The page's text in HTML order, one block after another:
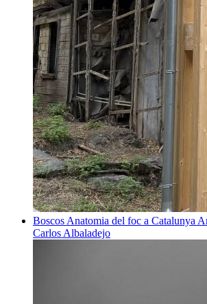
Boscos Anatomia del foc a Catalunya
Carlos Albaladejo